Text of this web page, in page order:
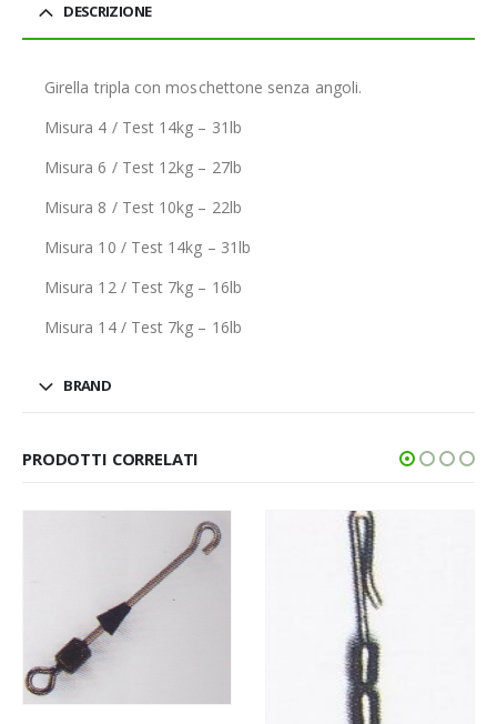
DESCRIZIONE
Girella tripla con moschettone senza angoli.
Misura 4 / Test 14kg – 31lb
Misura 6 / Test 12kg – 27lb
Misura 8 / Test 10kg – 22lb
Misura 10 / Test 14kg – 31lb
Misura 12 / Test 7kg – 16lb
Misura 14 / Test 7kg – 16lb
BRAND
PRODOTTI CORRELATI